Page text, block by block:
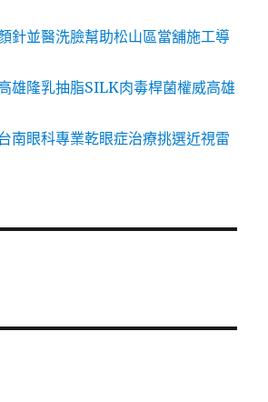
針並醫洗臉幫助松山區當舖施工導
雄隆乳抽脂SILK肉毒桿菌權威高雄
南眼科專業乾眼症治療挑選近視雷